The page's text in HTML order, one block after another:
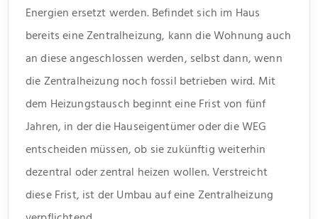
Energien ersetzt werden. Befindet sich im Haus
bereits eine Zentralheizung, kann die Wohnung auch
an diese angeschlossen werden, selbst dann, wenn
die Zentralheizung noch fossil betrieben wird. Mit
dem Heizungstausch beginnt eine Frist von fünf
Jahren, in der die Hauseigentümer oder die WEG
entscheiden müssen, ob sie zukünftig weiterhin
dezentral oder zentral heizen wollen. Verstreicht
diese Frist, ist der Umbau auf eine Zentralheizung